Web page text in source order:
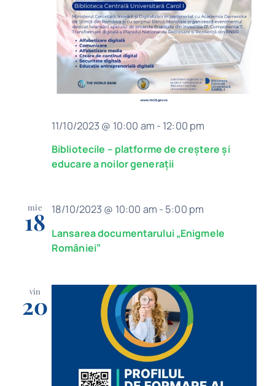
Bibliotecile – platforme de creștere și
educare a noilor generații
11/10/2023 @ 10:00 am - 12:00 pm
mie
18 Lansarea documentarului „Enigmele
României”
18/10/2023 @ 10:00 am - 5:00 pm
vin
20